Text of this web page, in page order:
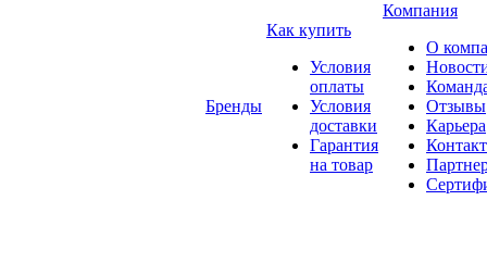
Бренды
Как купить
Условия
оплаты
Условия
доставки
Гарантия
на товар
Компания
О
Отзывы
Карьера